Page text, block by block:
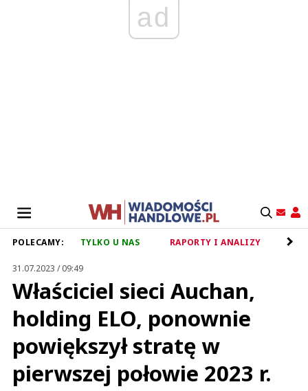
ad
POLECAMY: TYLKO U NAS RAPORTY I ANALIZY
31.07.2023 / 09:49
Właściciel sieci Auchan,
holding ELO, ponownie
powiększył stratę w
pierwszej połowie 2023 r.